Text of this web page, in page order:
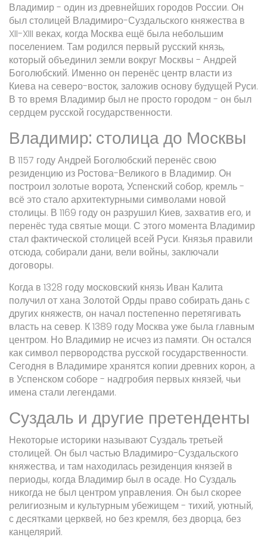
Владимир - один из древнейших городов России. Он
был столицей Владимиро-Суздальского княжества в
XII-XIII веках, когда Москва ещё была небольшим
поселением. Там родился первый русский князь,
который объединил земли вокруг Москвы - Андрей
Боголюбский. Именно он перенёс центр власти из
Киева на северо-восток, заложив основу будущей Руси.
В то время Владимир был не просто городом - он был
сердцем русской государственности.
Владимир: столица до Москвы
В 1157 году Андрей Боголюбский перенёс свою
резиденцию из Ростова-Великого в Владимир. Он
построил золотые ворота, Успенский собор, кремль -
всё это стало архитектурными символами новой
столицы. В 1169 году он разрушил Киев, захватив его, и
перенёс туда святые мощи. С этого момента Владимир
стал фактической столицей всей Руси. Князья правили
отсюда, собирали дани, вели войны, заключали
договоры.
Когда в 1328 году московский князь Иван Калита
получил от хана Золотой Орды право собирать дань с
других княжеств, он начал постепенно перетягивать
власть на север. К 1389 году Москва уже была главным
центром. Но Владимир не исчез из памяти. Он остался
как символ первородства русской государственности.
Сегодня в Владимире хранятся копии древних корон, а
в Успенском соборе - надгробия первых князей, чьи
имена стали легендами.
Суздаль и другие претенденты
Некоторые историки называют Суздаль третьей
столицей. Он был частью Владимиро-Суздальского
княжества, и там находилась резиденция князей в
периоды, когда Владимир был в осаде. Но Суздаль
никогда не был центром управления. Он был скорее
религиозным и культурным убежищем - тихий, уютный,
с десятками церквей, но без кремля, без дворца, без
канцелярий.